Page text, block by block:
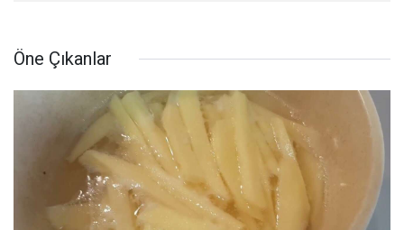
Öne Çıkanlar